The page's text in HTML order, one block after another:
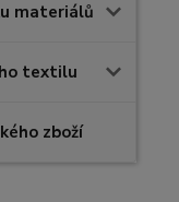
materiálů
textilu
zboží